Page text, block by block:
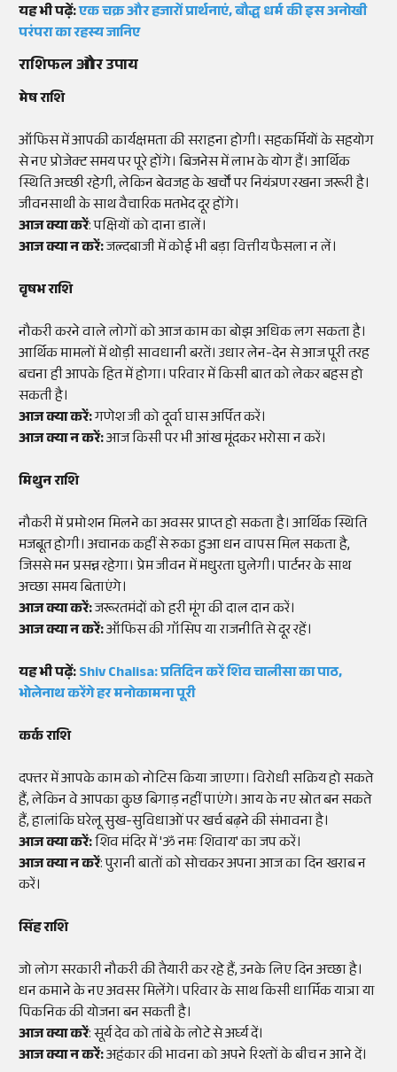
यह भी पढ़ें:एक चक्र और हजारों प्रार्थनाएं, बौद्ध धर्म की इस अनोखी
परंपरा का रहस्य जानिए
राशिफल और उपाय
मेष राशि
ऑफिस में आपकी कार्यक्षमता की सराहना होगी। सहकर्मियों के सहयोग
से नए प्रोजेक्ट समय पर पूरे होंगे। बिजनेस में लाभ के योग हैं। आर्थिक
स्थिति अच्छी रहेगी, लेकिन बेवजह के खर्चों पर नियंत्रण रखना जरूरी है।
जीवनसाथी के साथ वैचारिक मतभेद दूर होंगे।
आज क्या करें: पक्षियों को दाना डालें।
आज क्या न करें:जल्दबाजी में कोई भी बड़ा वित्तीय फैसला न लें।
वृषभ राशि
नौकरी करने वाले लोगों को आज काम का बोझ अधिक लग सकता है।
आर्थिक मामलों में थोड़ी सावधानी बरतें। उधार लेन-देन से आज पूरी तरह
बचना ही आपके हित में होगा। परिवार में किसी बात को लेकर बहस हो
सकती है।
आज क्या करें:गणेश जी को दूर्वा घास अर्पित करें।
आज क्या न करें:आज किसी पर भी आंख मूंदकर भरोसा न करें।
मिथुन राशि
नौकरी में प्रमोशन मिलने का अवसर प्राप्त हो सकता है। आर्थिक स्थिति
मजबूत होगी। अचानक कहीं से रुका हुआ धन वापस मिल सकता है,
जिससे मन प्रसन्न रहेगा। प्रेम जीवन में मधुरता घुलेगी। पार्टनर के साथ
अच्छा समय बिताएंगे।
आज क्या करें:जरूरतमंदों को हरी मूंग की दाल दान करें।
आज क्या न करें:ऑफिस की गॉसिप या राजनीति से दूर रहें।
यह भी पढ़ें:Shiv Chalisa: प्रतिदिन करें शिव चालीसा का पाठ,
भोलेनाथ करेंगे हर मनोकामना पूरी
कर्क राशि
दफ्तर में आपके काम को नोटिस किया जाएगा। विरोधी सक्रिय हो सकते
हैं, लेकिन वे आपका कुछ बिगाड़ नहीं पाएंगे। आय के नए स्रोत बन सकते
हैं, हालांकि घरेलू सुख-सुविधाओं पर खर्च बढ़ने की संभावना है।
आज क्या करें:शिव मंदिर में 'ॐ नमः शिवाय' का जप करें।
आज क्या न करें: पुरानी बातों को सोचकर अपना आज का दिन खराब न
करें।
सिंह राशि
जो लोग सरकारी नौकरी की तैयारी कर रहे हैं, उनके लिए दिन अच्छा है।
धन कमाने के नए अवसर मिलेंगे। परिवार के साथ किसी धार्मिक यात्रा या
पिकनिक की योजना बन सकती है।
आज क्या करें: सूर्य देव को तांबे के लोटे से अर्घ्य दें।
आज क्या न करें:अहंकार की भावना को अपने रिश्तों के बीच न आने दें।